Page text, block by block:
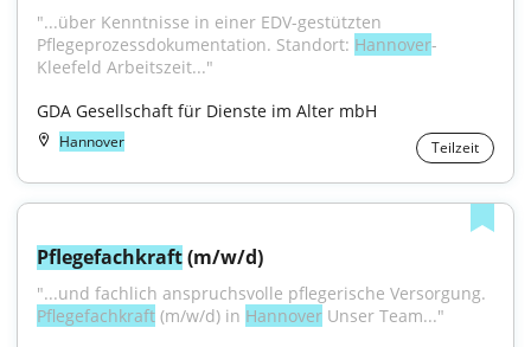
"...über Kenntnisse in einer EDV-gestützten
Pflegeprozessdokumentation. Standort: Hannover-
Kleefeld Arbeitszeit..."
GDA Gesellschaft für Dienste im Alter mbH
Hannover Teilzeit
Pflegefachkraft (m/w/d)
Pflegefachkraft (m/w/d) in Hannover Unser Team..."